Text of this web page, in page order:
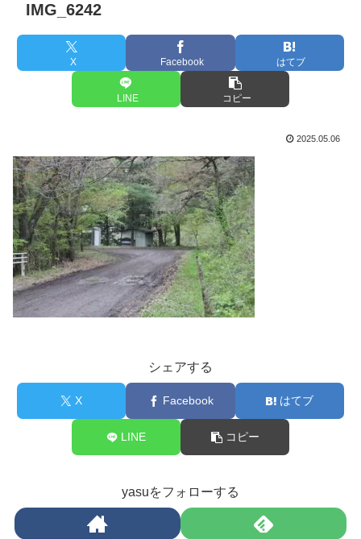
IMG_6242
X Facebook はてブ
LINE コピー
2025.05.06
シェアする
X Facebook はてブ
LINE コピー
yasuをフォローする